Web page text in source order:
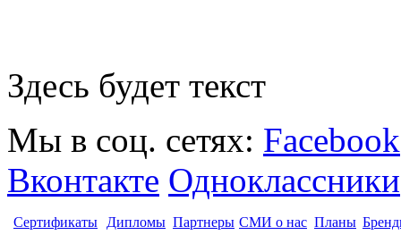
Здесь будет текст
Мы в соц. сетях: Facebook
Вконтакте Одноклассники
Сертификаты Дипломы Партнеры СМИ о нас Планы